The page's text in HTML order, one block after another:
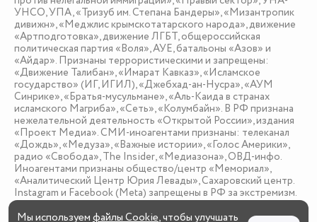
УНСО, УПА, «Тризуб им. Степана Бандеры», «Мизантропик
дивижн», «Меджлис крымскотатарского народа», движение
«Артподготовка», движение ЛГБТ, общероссийская
политическая партия «Воля», АУЕ, батальоны «Азов» и
«Айдар». Признаны террористическими и запрещены:
«Движение Талибан», «Имарат Кавказ», «Исламское
государство» (ИГ, ИГИЛ), «Джебхад-ан-Нусра», «АУМ
Синрике», «Братья-мусульмане», «Аль-Каида в странах
исламского Магриба», «Сеть», «Колумбайн». В РФ признана
нежелательной деятельность «Открытой России», издания
«Проект Медиа». СМИ-иноагентами признаны: телеканал
«Дождь», «Медуза», «Важные истории», «Голос Америки»,
радио «Свобода», The Insider, «Медиазона», ОВД-инфо.
Иноагентами признаны общество/центр «Мемориал»,
«Аналитический Центр Юрия Левады», Сахаровский центр.
Instagram и Facebook (Metа) запрещены в РФ за экстремизм.
Мы используемфайлы Cookie, чтобы улучшать